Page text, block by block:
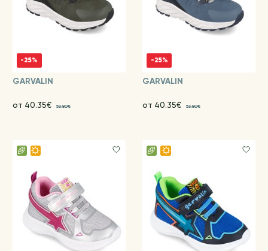
-25%
GARVALIN
от 40.35€ 53.80€
-25%
GARVALIN
от 40.35€ 53.80€